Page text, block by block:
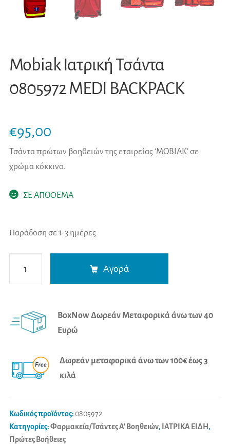
Mobiak Ιατρική Τσάντα
0805972 MEDI BACKPACK
€95,00
Τσάντα πρώτων βοηθειών της εταιρείας ‘MOBIAK’ σε
χρώμα κόκκινο.
ΣΕ ΑΠΟΘΕΜΑ
Παράδοση σε 1-3 ημέρες
Ιατρική
MEDI
BACKPACK
Αγορά
r
t
:
BoxNow Δωρεάν Μεταφορικά άνω των 40
Ευρώ
Δωρεάν μεταφορικά άνω των 100€ έως 3
κιλά
Κωδικός προϊόντος:0805972
Κατηγορίες:Φαρμακεία/Τσάντες Α' Βοηθειών, ΙΑΤΡΙΚΑ ΕΙΔΗ,
Πρώτες Βοήθειες